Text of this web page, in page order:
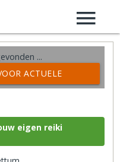
...
ACTUELE
eigen reiki